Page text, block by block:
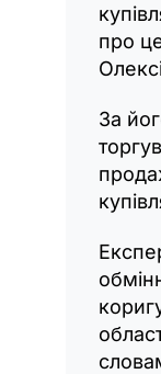
про
За